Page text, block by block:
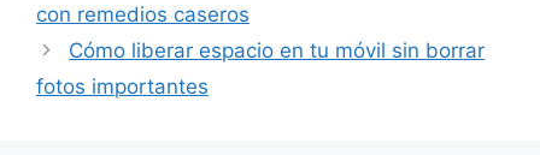
con remedios caseros
Cómo liberar espacio en tu móvil sin borrar
fotos importantes